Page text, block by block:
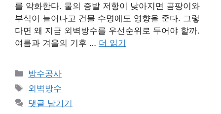
를 악화한다. 물의 증발 저항이 낮아지면 곰팡이와
부식이 늘어나고 건물 수명에도 영향을 준다. 그렇
다면 왜 지금 외벽방수를 우선순위로 두어야 할까.
여름과 겨울의 기후 … 더 읽기
카
테
고
리
방수공사
태
그
외벽방수
댓글 남기기